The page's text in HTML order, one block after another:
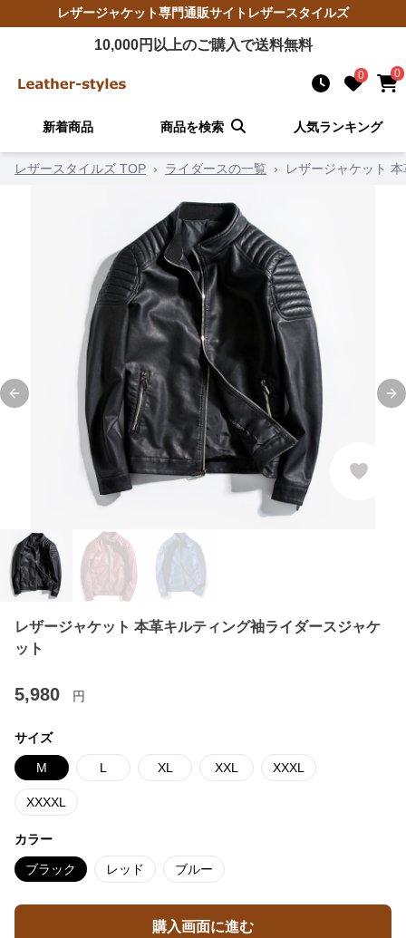
レザージャケット専門通販サイト レザースタイルズ
10,000円以上のご購入で送料無料
0 0
新着商品 商品を検索 人気ランキング
レザースタイルズ TOP › ライダースの一覧 › レザージャケット
Previous slide
レザージャケット 本革キルティング袖ライダースジャケ
ット
5,980 円
サイズ
M L XL XXL XXXL
XXXXL
カラー
ブラック レッド ブルー
購入画面に進む